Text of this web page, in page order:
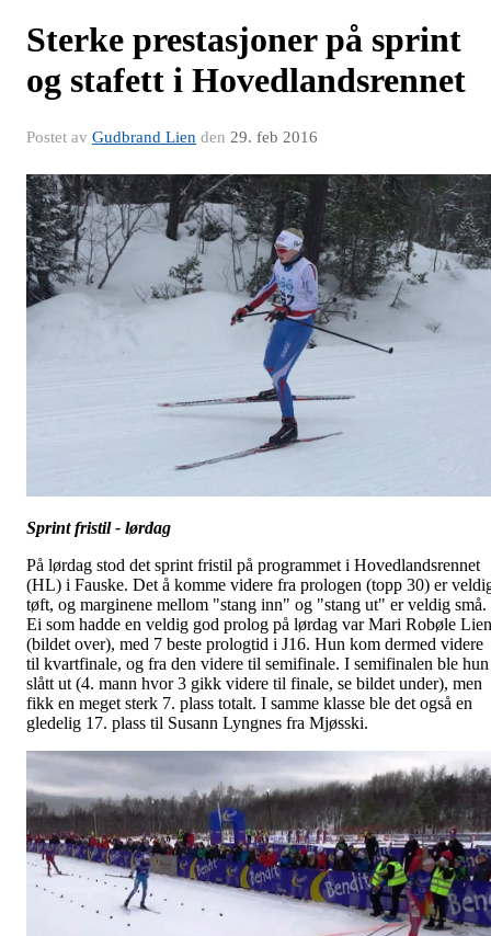
Sterke prestasjoner på sprint
og stafett i Hovedlandsrennet
Postet av Gudbrand Lien den 29. feb 2016
Sprint fristil - lørdag
På lørdag stod det sprint fristil på programmet i Hovedlandsrennet
(HL) i Fauske. Det å komme videre fra prologen (topp 30) er
tøft, og marginene mellom "stang inn" og "stang ut" er veldig små.
Ei som hadde en veldig god prolog på lørdag var Mari Robøle Lien
(bildet over), med 7 beste prologtid i J16. Hun kom dermed videre
til kvartfinale, og fra den videre til semifinale. I semifinalen ble hun
slått ut (4. mann hvor 3 gikk videre til finale, se bildet under), men
fikk en meget sterk 7. plass totalt. I samme klasse ble det også en
gledelig 17. plass til Susann Lyngnes fra Mjøsski.